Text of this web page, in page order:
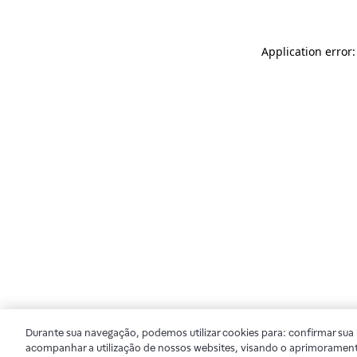
Application
Durante sua navegação, podemos utilizar cookies para: confirmar
acompanhar a utilização de nossos websites, visando o